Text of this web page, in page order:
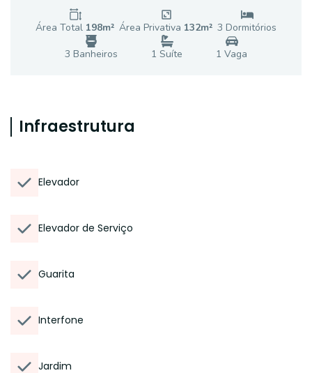
Área Total 198m² Área Privativa 132m² 3 Dormitórios
3 Banheiros 1 Suíte 1 Vaga
Infraestrutura
Elevador
Elevador de Serviço
Guarita
Interfone
Jardim